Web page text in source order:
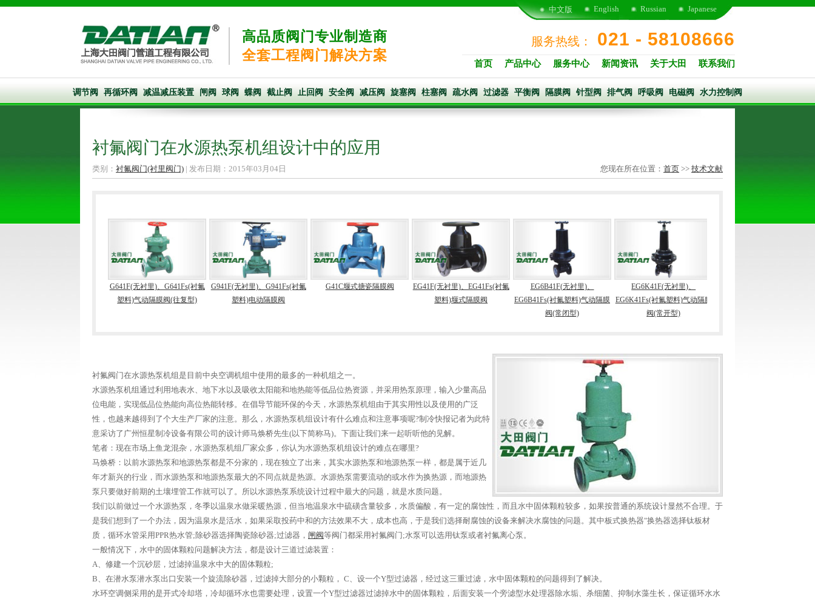
高品质阀门专业制造商
全套工程阀门解决方案
Japanese
Russian
English
中文版
服务热线： 021 - 58108666
首页 产品中心 服务中心 新闻资讯 关于大田 联系我们
调节阀 再循环阀 减温减压装置 闸阀 球阀 蝶阀 截止阀 止回阀 安全阀 减压阀 旋塞阀 柱塞阀 疏水阀 过滤器 平衡阀 隔膜阀 针型阀 排气阀 呼吸阀 电磁阀 水力控制阀
衬氟阀门在水源热泵机组设计中的应用
类别： 衬氟阀门(衬里阀门) | 发布日期：2015年03月04日 您现在所在位置： 首页 >> 技术文献
G641F(无衬里)、G641Fs(衬氟
塑料)气动隔膜阀(往复型)
G941F(无衬里)、G941Fs(衬氟
塑料)电动隔膜阀
G41C堰式搪瓷隔膜阀
EG41F(无衬里)、EG41Fs(衬氟
塑料)堰式隔膜阀
EG6B41F(无衬里)、
EG6B41Fs(衬氟塑料)气动隔膜
阀(常闭型)
EG6K41F(无衬里)、
EG6K41Fs(衬氟塑料)气动隔膜
阀(常开型)
氟塑料)气动隔膜阀(带手操往
衬氟阀门在水源热泵机组是目前中央空调机组中使用的最多的一种机组之一。
水源热泵机组通过利用地表水、地下水以及吸收太阳能和地热能等低品位热资源，并采用热泵原理，输入少量高品
位电能，实现低品位热能向高位热能转移。在倡导节能环保的今天，水源热泵机组由于其实用性以及使用的广泛
性，也越来越得到了个大生产厂家的注意。那么，水源热泵机组设计有什么难点和注意事项呢?制冷快报记者为此特
意采访了广州恒星制冷设备有限公司的设计师马焕桥先生(以下简称马)。下面让我们来一起听听他的见解。
笔者：现在市场上鱼龙混杂，水源热泵机组厂家众多，你认为水源热泵机组设计的难点在哪里?
马焕桥：以前水源热泵和地源热泵都是不分家的，现在独立了出来，其实水源热泵和地源热泵一样，都是属于近几
年才新兴的行业，而水源热泵和地源热泵最大的不同点就是热源。水源热泵需要流动的或水作为换热源，而地源热
泵只要做好前期的土壤埋管工作就可以了。所以水源热泵系统设计过程中最大的问题，就是水质问题。
我们以前做过一个水源热泵，冬季以温泉水做采暖热源，但当地温泉水中硫磺含量较多，水质偏酸，有一定的腐蚀性，而且水中固体颗粒较多，如果按普通的系统设计显然不合理。于
是我们想到了一个办法，因为温泉水是活水，如果采取投药中和的方法效果不大，成本也高，于是我们选择耐腐蚀的设备来解决水腐蚀的问题。其中板式换热器"换热器选择钛板材
质，循环水管采用PPR热水管;除砂器选择陶瓷除砂器;过滤器， 闸阀等阀门都采用衬氟阀门;水泵可以选用钛泵或者衬氟离心泵。
一般情况下，水中的固体颗粒问题解决方法，都是设计三道过滤装置：
A、修建一个沉砂层，过滤掉温泉水中大的固体颗粒;
B、在潜水泵潜水泵出口安装一个旋流除砂器，过滤掉大部分的小颗粒， C、设一个Y型过滤器，经过这三重过滤，水中固体颗粒的问题得到了解决。
水环空调侧采用的是开式冷却塔，冷却循环水也需要处理，设置一个Y型过滤器过滤掉水中的固体颗粒，后面安装一个旁滤型水处理器除水垢、杀细菌、抑制水藻生长，保证循环水水